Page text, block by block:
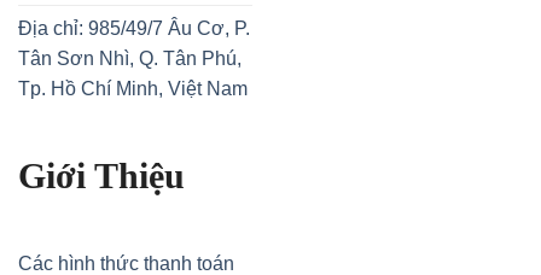
Địa chỉ: 985/49/7 Âu Cơ, P.
Tân Sơn Nhì, Q. Tân Phú,
Tp. Hồ Chí Minh, Việt Nam
Giới Thiệu
Các hình thức thanh toán